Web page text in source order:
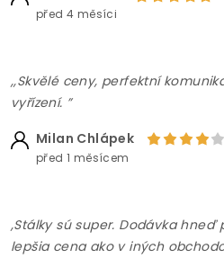
před 4 měsíci
,,Skvělé ceny, perfektní
vyřízení. ”
Milan Chlápek
před 1 měsícem
,Stálky sú super. Dodávka
lepšia cena ako v iných